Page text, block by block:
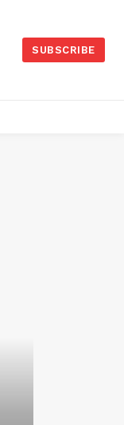
SUBSCRIBE